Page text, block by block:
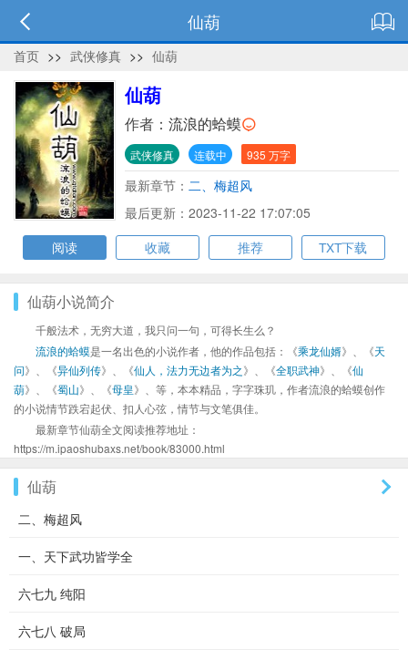
仙葫
首页 >> 武侠修真 >> 仙葫
仙葫
作者： 流浪的蛤蟆
武侠修真 连载中 935 万字
最新章节： 二、梅超风
最后更新：2023-11-22 17:07:05
阅读
收藏 推荐 TXT下载
仙葫小说简介
千般法术，无穷大道，我只问一句，可得长生么？
流浪的蛤蟆是一名出色的小说作者，他的作品包括：《乘龙仙婿》、《天
问》、《异仙列传》、《仙人，法力无边者为之》、《全职武神》、《仙
葫》、《蜀山》、《母皇》、等，本本精品，字字珠玑，作者流浪的蛤蟆创作
的小说情节跌宕起伏、扣人心弦，情节与文笔俱佳。
最新章节仙葫全文阅读推荐地址：
https://m.ipaoshubaxs.net/book/83000.html
仙葫
二、梅超风
一、天下武功皆学全
六七九 纯阳
六七八 破局